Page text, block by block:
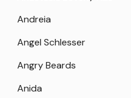
Andreia
Angel Schlesser
Angry Beards
Anida